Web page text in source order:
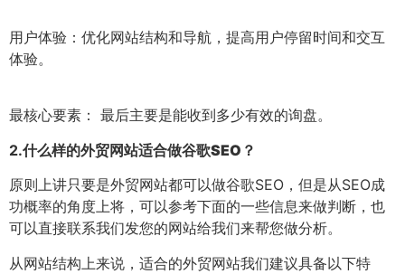
用户体验：优化网站结构和导航，提高用户停留时间和交互
体验。
最核心要素： 最后主要是能收到多少有效的询盘。
2.什么样的外贸网站适合做谷歌SEO？
原则上讲只要是外贸网站都可以做谷歌SEO，但是从SEO成
功概率的角度上将，可以参考下面的一些信息来做判断，也
可以直接联系我们发您的网站给我们来帮您做分析。
从网站结构上来说，适合的外贸网站我们建议具备以下特